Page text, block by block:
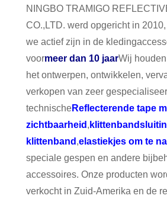
NINGBO TRAMIGO
CO.,LTD. werd opgericht in
we actief zijn in de
voormeer dan 10 jaarWij
het ontwerpen, ontwikkelen,
verkopen van zeer
technischeReflecterende tape
zichtbaarheid ,
klittenband ,elastiekjes om te
speciale gespen en andere
accessoires. Onze producten
verkocht in Zuid-Amerika en de